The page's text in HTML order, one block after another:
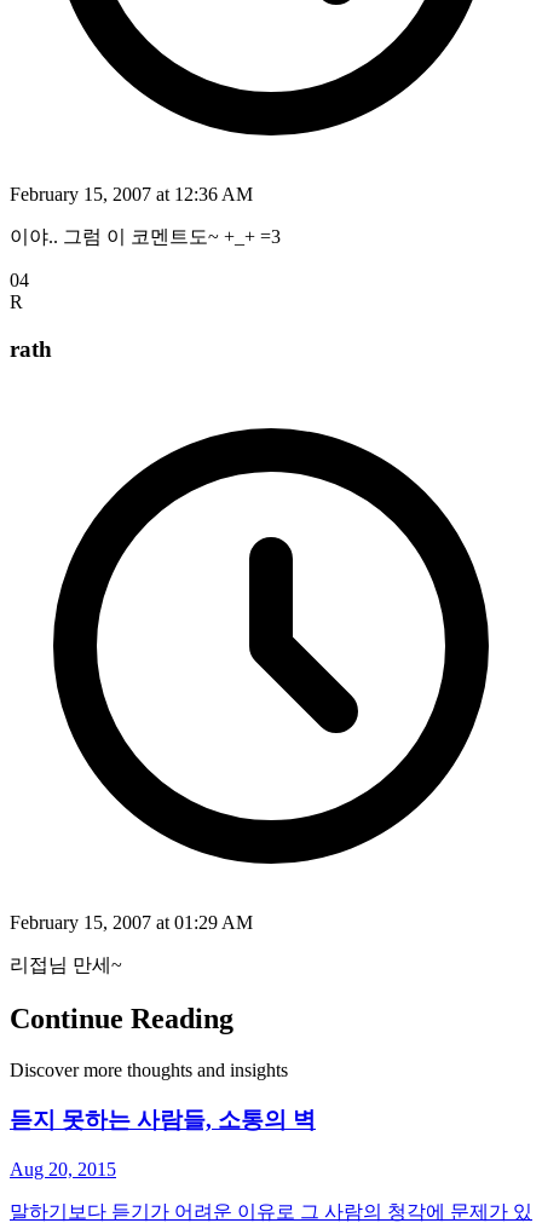
February 15, 2007 at 12:36 AM
이야.. 그럼 이 코멘트도~ +_+ =3
04
R
rath
February 15, 2007 at 01:29 AM
리접님 만세~
Continue Reading
Discover more thoughts and insights
듣지 못하는 사람들, 소통의 벽
Aug 20, 2015
말하기보다 듣기가 어려운 이유로 그 사람의 청각에 문제가 있